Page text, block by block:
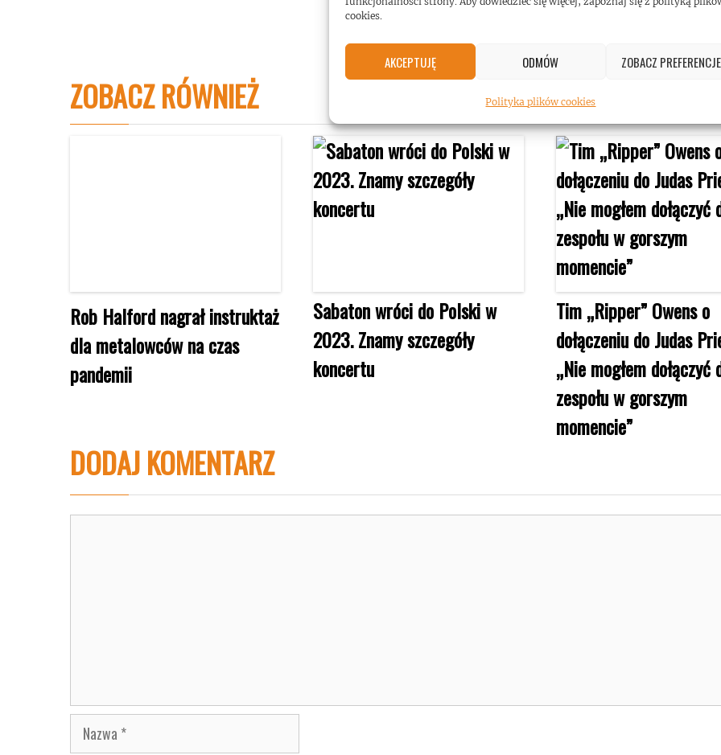
cookies.
AKCEPTUJĘ ODMÓW ZOBACZ PREFERENCJE
Polityka plików cookies
ZOBACZ RÓWNIEŻ
Rob Halford nagrał instruktaż
dla metalowców na czas
pandemii
Sabaton wróci do Polski w
2023. Znamy szczegóły
koncertu
Tim „Ripper” Owens o
dołączeniu do Judas
„Nie mogłem dołączyć
zespołu w gorszym
momencie”
DODAJ KOMENTARZ
Nazwa